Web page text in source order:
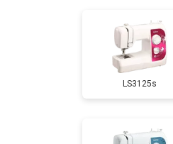
LS3125s